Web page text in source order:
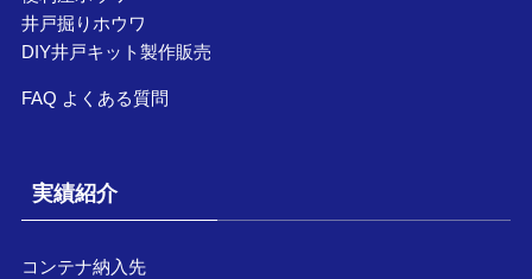
井戸掘りホウワ
DIY井戸キット製作販売
FAQ よくある質問
実績紹介
コンテナ納入先